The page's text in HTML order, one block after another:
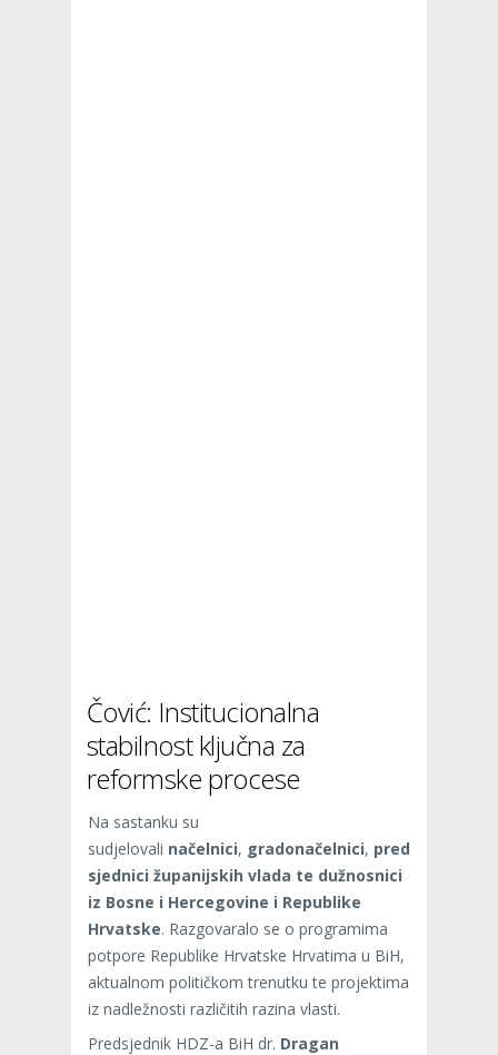
Čović: Institucionalna
stabilnost ključna za
reformske procese
Na sastanku su
sudjelovali načelnici, gradonačelnici, pred
sjednici županijskih vlada te dužnosnici
iz Bosne i Hercegovine i Republike
Hrvatske. Razgovaralo se o programima
potpore Republike Hrvatske Hrvatima u BiH,
aktualnom političkom trenutku te projektima
iz nadležnosti različitih razina vlasti.
Predsjednik HDZ-a BiH dr. Dragan